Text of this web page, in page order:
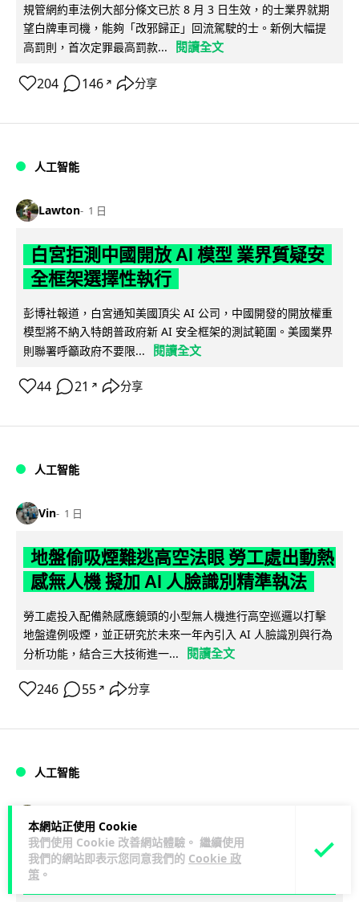
本網站正使用 Cookie
我們使用 Cookie 改善網站體驗。 繼續使用
我們的網站即表示您同意我們的 Cookie 政
策 。
規管網約車法例大部分條文已於 8 月 3 日生效，的士業界就期
望白牌車司機，能夠「改邪歸正」回流駕駛的士。新例大幅提
高罰則，首次定罪最高罰款...
閱讀全文
204 146 ↗ 分享
人工智能
Lawton 1 日
白宮拒測中國開放 AI 模型 業界質疑安
全框架選擇性執行
彭博社報道，白宮通知美國頂尖 AI 公司，中國開發的開放權重
模型將不納入特朗普政府新 AI 安全框架的測試範圍。美國業界
則聯署呼籲政府不要限...
閱讀全文
44 21 ↗ 分享
人工智能
Vin 1 日
地盤偷吸煙難逃高空法眼 勞工處出動熱
感無人機 擬加 AI 人臉識別精準執法
勞工處投入配備熱感應鏡頭的小型無人機進行高空巡邏以打擊
地盤違例吸煙，並正研究於未來一年內引入 AI 人臉識別與行為
分析功能，結合三大技術進一...
閱讀全文
246 55 ↗ 分享
人工智能
貨運火箭 沖繩飛台灣僅需 15 分鐘 Hop
Aero 將 550 磅貨物運送至 725 公里外